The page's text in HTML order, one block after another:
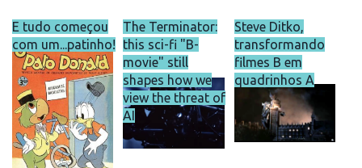
E tudo começou
com um...patinho!
The Terminator:
this sci-fi "B-
movie" still
shapes how we
view the threat of
AI
Steve Ditko,
transformando
filmes B em
quadrinhos A